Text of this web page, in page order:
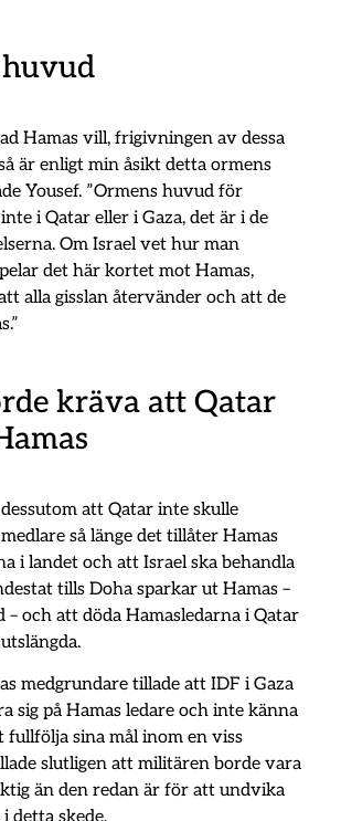
Hamas vill, frigivningen av dessa
är enligt min åsikt detta ormens
Yousef. ”Ormens huvud för
i Qatar eller i Gaza, det är i de
Om Israel vet hur man
det här kortet mot Hamas,
alla gisslan återvänder och att de
kräva att Qatar
att Qatar inte skulle
så länge det tillåter Hamas
i landet och att Israel ska behandla
tills Doha sparkar ut Hamas –
– och att döda Hamasledarna i Qatar
medgrundare tillade att IDF i Gaza
sig på Hamas ledare och inte känna
fullfölja sina mål inom en viss
slutligen att militären borde vara
än den redan är för att undvika